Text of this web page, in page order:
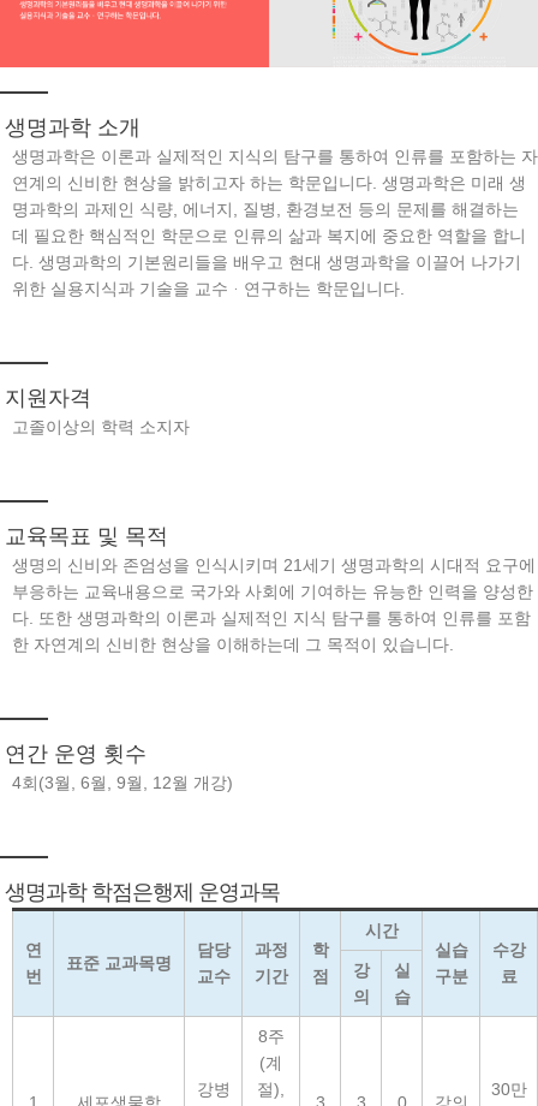
생명과학 소개
생명과학은 이론과 실제적인 지식의 탐구를 통하여 인류를 포함하는 자
연계의 신비한 현상을 밝히고자 하는 학문입니다. 생명과학은 미래 생
명과학의 과제인 식량, 에너지, 질병, 환경보전 등의 문제를 해결하는
데 필요한 핵심적인 학문으로 인류의 삶과 복지에 중요한 역할을 합니
다. 생명과학의 기본원리들을 배우고 현대 생명과학을 이끌어 나가기
위한 실용지식과 기술을 교수ᆞ연구하는 학문입니다.
지원자격
고졸이상의 학력 소지자
교육목표 및 목적
생명의 신비와 존엄성을 인식시키며 21세기 생명과학의 시대적 요구에
부응하는 교육내용으로 국가와 사회에 기여하는 유능한 인력을 양성한
다. 또한 생명과학의 이론과 실제적인 지식 탐구를 통하여 인류를 포함
한 자연계의 신비한 현상을 이해하는데 그 목적이 있습니다.
연간 운영 횟수
4회(3월, 6월, 9월, 12월 개강)
생명과학 학점은행제 운영과목
연
번
표준 교과목명
담당
교수
과정
기간
학
점
시간
실습
구분
수강
료
강
의
실
습
강병
8주
(계
절),
30만